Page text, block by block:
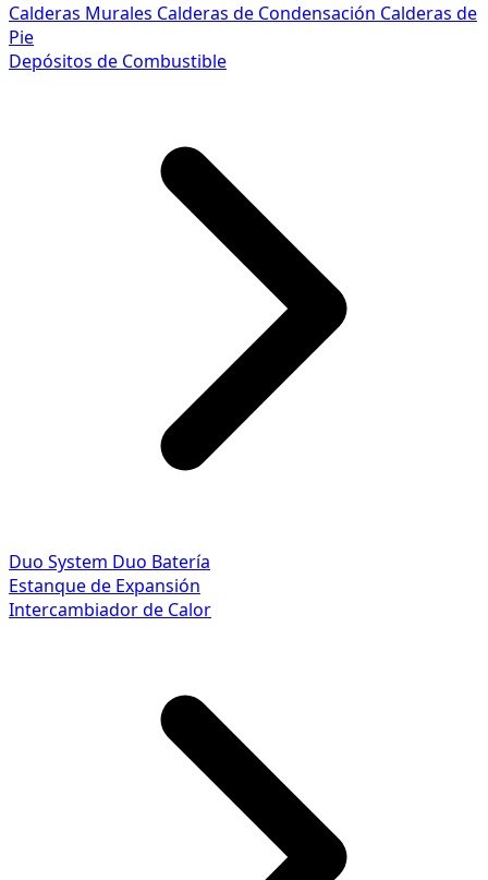
Calderas Murales Calderas de Condensación Calderas de
Pie
Depósitos de Combustible
Duo System Duo Batería
Estanque de Expansión
Intercambiador de Calor